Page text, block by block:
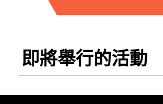
即將舉行的活動